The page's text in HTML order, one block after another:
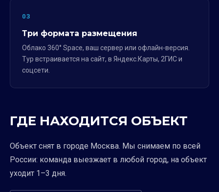
03
Три формата размещения
Облако 360° Space, ваш сервер или офлайн-версия.
Тур встраивается на сайт, в Яндекс.Карты, 2ГИС и
соцсети.
ГДЕ НАХОДИТСЯ ОБЪЕКТ
Объект снят в городе Москва. Мы снимаем по всей
России: команда выезжает в любой город, на объект
уходит 1–3 дня.